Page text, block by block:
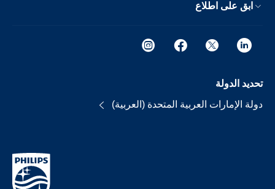
ابق على اطلاع
تحديد الدولة
دولة الإمارات العربية المتحدة (العربية)